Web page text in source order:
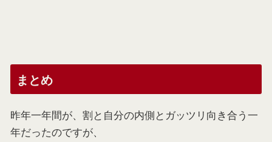
まとめ
昨年一年間が、割と自分の内側とガッツリ向き合う一
年だったのですが、